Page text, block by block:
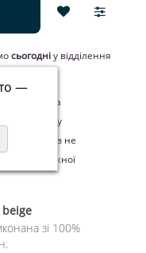
—
сьогодніу відділення
Оплата
Apple Pay
споживачів не
належної
зі 100%